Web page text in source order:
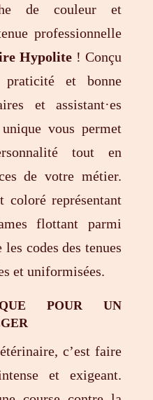
de couleur et
professionnelle
Hypolite ! Conçu
et bonne
et assistant·es
vous permet
tout en
de votre métier.
représentant
flottant parmi
codes des tenues
et uniformisées.
POUR UN
c’est faire
et exigeant.